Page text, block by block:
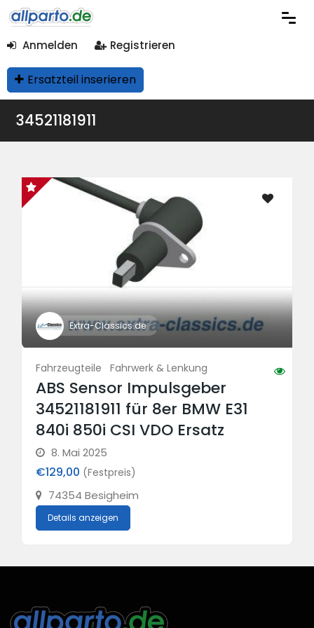
Anmelden Registrieren
Ersatzteil inserieren
34521181911
Extra-Classics.de
Fahrzeugteile Fahrwerk & Lenkung
ABS Sensor Impulsgeber
34521181911 für 8er BMW E31
840i 850i CSI VDO Ersatz
8. Mai 2025
€129,00 (Festpreis)
74354 Besigheim
Details anzeigen